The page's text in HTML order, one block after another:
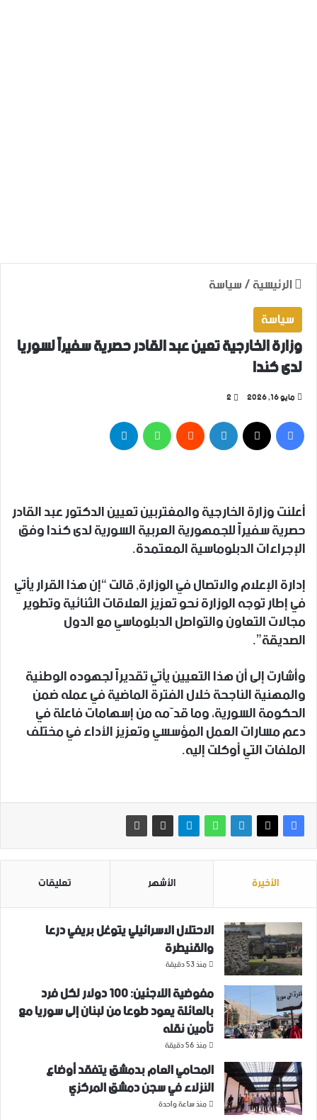
الرئيسية/سياسة
سياسة
وزارة الخارجية تعين عبد القادر حصرية سفيراً لسوريا
لدى كندا
مايو 16, 2026 2
فيسبوك‫X لينكدإن واتساب
أعلنت وزارة الخارجية والمغتربين تعيين الدكتور عبد القادر
حصرية سفيراً للجمهورية العربية السورية لدى كندا وفق
الإجراءات الدبلوماسية المعتمدة.
إدارة الإعلام والاتصال في الوزارة, قالت “إن هذا القرار يأتي
في إطار توجه الوزارة نحو تعزيز العلاقات الثنائية وتطوير
مجالات التعاون والتواصل الدبلوماسي مع الدول
الصديقة”.
وأشارت إلى أن هذا التعيين يأتي‏ تقديراً لجهوده الوطنية
والمهنية الناجحة خلال الفترة الماضية في عمله ضمن
الحكومة السورية، وما قدّمه من إسهامات فاعلة في
دعم مسارات العمل المؤسسي وتعزيز الأداء في مختلف
الملفات التي أوكلت إليه.
الأخيرة الأشهر تعليقات
الاحتلال الاسرائيلي يتوغل بريفي درعا
والقنيطرة
منذ 53 دقيقة
مفوضية اللاجئين: 100 دولار لكل فرد
بالعائلة يعود طوعا من لبنان إلى سوريا مع
تأمين نقله
منذ 56 دقيقة
المحامي العام بدمشق يتفقد أوضاع
النزلاء في سجن دمشق المركزي
منذ ساعة واحدة